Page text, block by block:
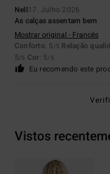
Nell17. Julho 2026
As calças assentam bem
Mostrar original - Francês
Conforto: 5 /5 Relação
5/5 Cor: 5/5
Eu recomendo este
Vistos